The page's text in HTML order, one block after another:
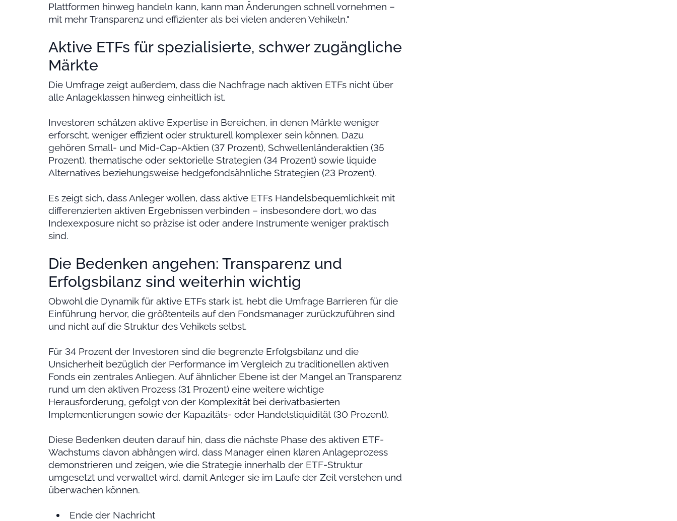
Plattformen hinweg handeln kann, kann man Änderungen schnell vornehmen –
mit mehr Transparenz und effizienter als bei vielen anderen Vehikeln."
Aktive ETFs für spezialisierte, schwer zugängliche
Märkte
Die Umfrage zeigt außerdem, dass die Nachfrage nach aktiven ETFs nicht über
alle Anlageklassen hinweg einheitlich ist.
Investoren schätzen aktive Expertise in Bereichen, in denen Märkte weniger
erforscht, weniger effizient oder strukturell komplexer sein können. Dazu
gehören Small- und Mid-Cap-Aktien (37 Prozent), Schwellenländeraktien (35
Prozent), thematische oder sektorielle Strategien (34 Prozent) sowie liquide
Alternatives beziehungsweise hedgefondsähnliche Strategien (23 Prozent).
Es zeigt sich, dass Anleger wollen, dass aktive ETFs Handelsbequemlichkeit mit
differenzierten aktiven Ergebnissen verbinden – insbesondere dort, wo das
Indexexposure nicht so präzise ist oder andere Instrumente weniger praktisch
sind.
Die Bedenken angehen: Transparenz und
Erfolgsbilanz sind weiterhin wichtig
Obwohl die Dynamik für aktive ETFs stark ist, hebt die Umfrage Barrieren für die
Einführung hervor, die größtenteils auf den Fondsmanager zurückzuführen sind
und nicht auf die Struktur des Vehikels selbst.
Für 34 Prozent der Investoren sind die begrenzte Erfolgsbilanz und die
Unsicherheit bezüglich der Performance im Vergleich zu traditionellen aktiven
Fonds ein zentrales Anliegen. Auf ähnlicher Ebene ist der Mangel an Transparenz
rund um den aktiven Prozess (31 Prozent) eine weitere wichtige
Herausforderung, gefolgt von der Komplexität bei derivatbasierten
Implementierungen sowie der Kapazitäts- oder Handelsliquidität (30 Prozent).
Diese Bedenken deuten darauf hin, dass die nächste Phase des aktiven ETF-
Wachstums davon abhängen wird, dass Manager einen klaren Anlageprozess
demonstrieren und zeigen, wie die Strategie innerhalb der ETF-Struktur
umgesetzt und verwaltet wird, damit Anleger sie im Laufe der Zeit verstehen und
überwachen können.
Ende der Nachricht